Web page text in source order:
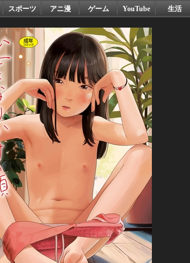
スポーツ アニ漫 ゲーム YouTube 生活